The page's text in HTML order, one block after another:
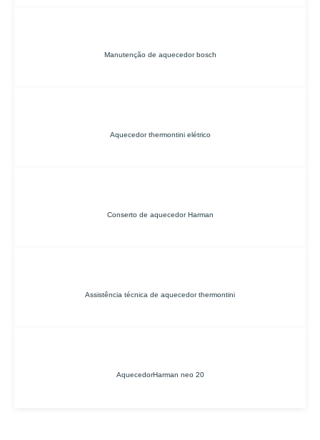
Manutenção de aquecedor bosch
Aquecedor thermontini elétrico
Conserto de aquecedor Harman
Assistência técnica de aquecedor thermontini
AquecedorHarman neo 20